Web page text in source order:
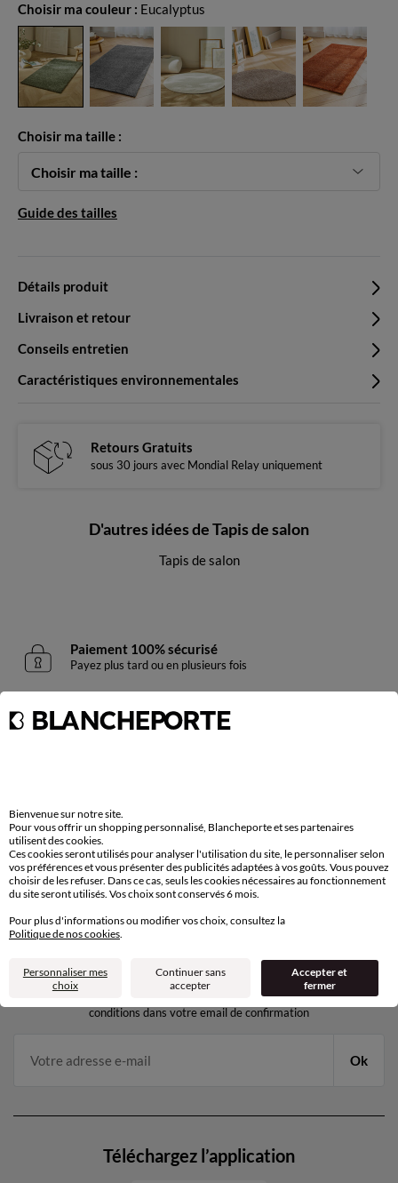
Choisir ma couleur : Eucalyptus
Choisir ma taille :
Choisir ma taille :
Guide des tailles
Détails produit
Livraison et retour
Conseils entretien
Caractéristiques environnementales
Retours Gratuits
sous 30 jours avec Mondial Relay uniquement
D'autres idées de Tapis de salon
Tapis de salon
Paiement 100% sécurisé
Payez plus tard ou en plusieurs fois
Livraison express
domicile, relais, consignes automatiques
uniquement
Service clients
par chat et par téléphone
de 8h00 à 20h00 du lundi au samedi
en vous inscrivant à la newsletter
conditions dans votre email de confirmation
Ok
Téléchargez l’application
Bienvenue sur notre site.
Pour vous offrir un shopping personnalisé, Blancheporte et ses partenaires
utilisent des cookies.
Ces cookies seront utilisés pour analyser l'utilisation du site, le personnaliser selon
vos préférences et vous présenter des publicités adaptées à vos goûts. Vous pouvez
choisir de les refuser. Dans ce cas, seuls les cookies nécessaires au fonctionnement
du site seront utilisés. Vos choix sont conservés 6 mois.
Pour plus d'informations ou modifier vos choix, consultez la
Politique de nos cookies.
Personnaliser mes
choix
Continuer sans
accepter
Accepter et
fermer